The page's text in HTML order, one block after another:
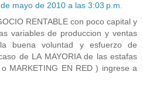
mayo de 2010 a las 3:03 p.m.
RENTABLE con poco capital y
variables de produccion y ventas
buena voluntad y esfuerzo de
de LA MAYORIA de las estafas
MARKETING EN RED ) ingrese a